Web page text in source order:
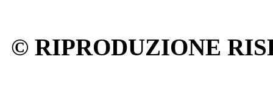
© RIPRODUZIONE